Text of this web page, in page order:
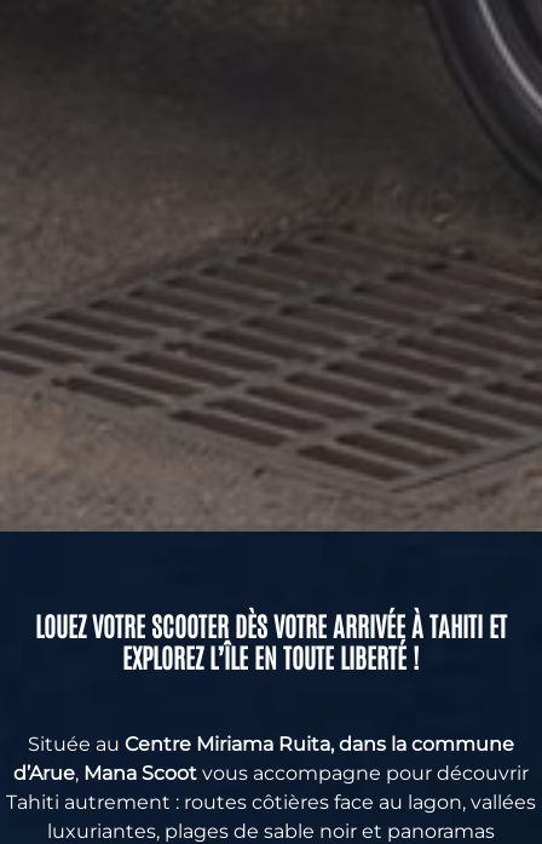
LOUEZ VOTRE SCOOTER DÈS VOTRE ARRIVÉE À TAHITI ET
EXPLOREZ L’ÎLE EN TOUTE LIBERTÉ !
Située au Centre Miriama Ruita, dans la commune
d’Arue, Mana Scoot vous accompagne pour découvrir
Tahiti autrement : routes côtières face au lagon, vallées
luxuriantes, plages de sable noir et panoramas